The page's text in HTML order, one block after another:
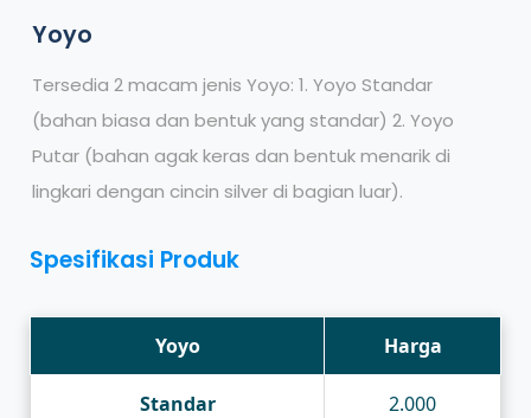
Yoyo
Tersedia 2 macam jenis Yoyo: 1. Yoyo Standar
(bahan biasa dan bentuk yang standar) 2. Yoyo
Putar (bahan agak keras dan bentuk menarik di
lingkari dengan cincin silver di bagian luar).
Spesifikasi Produk
Yoyo Harga
Standar 2.000